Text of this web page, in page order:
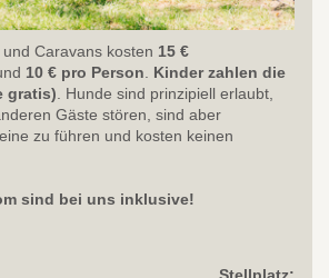
Caravans kosten 15 €
10 € pro Person Kinder zahlen die
gratis) . Hunde sind prinzipiell erlaubt,
Gäste stören, sind aber
zu führen und kosten keinen
sind bei uns inklusive!